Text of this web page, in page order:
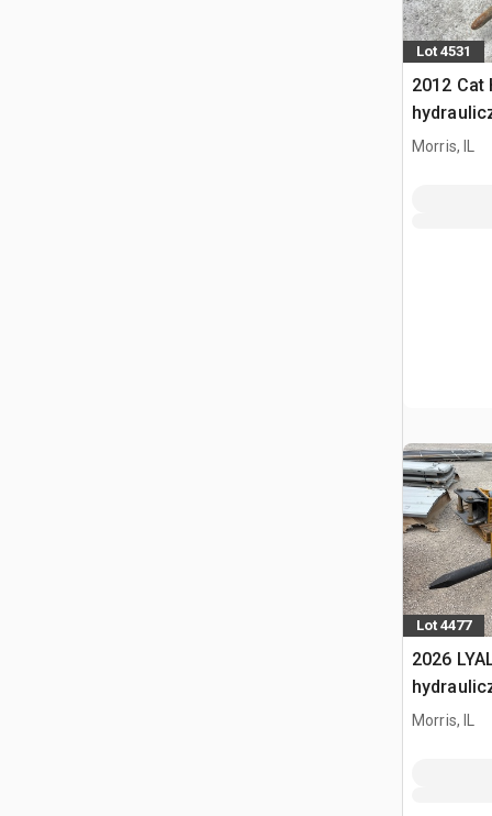
Lot 4531
2012 Cat
Morris, IL
Lot 4477
2026
Morris, IL